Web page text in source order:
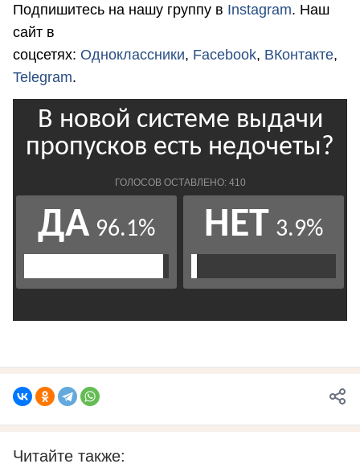
Подпишитесь на нашу группу в Instagram. Наш
сайт в
соцсетях: Одноклассники, Facebook, ВКонтакте,
Telegram.
Читайте также: